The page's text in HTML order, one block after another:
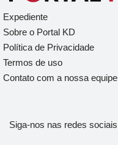
Expediente
Sobre o Portal KD
Política de Privacidade
Termos de uso
Contato com a nossa equipe
Siga-nos nas redes sociais